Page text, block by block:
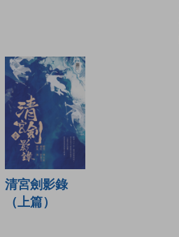
清宮劍影錄
（上篇）